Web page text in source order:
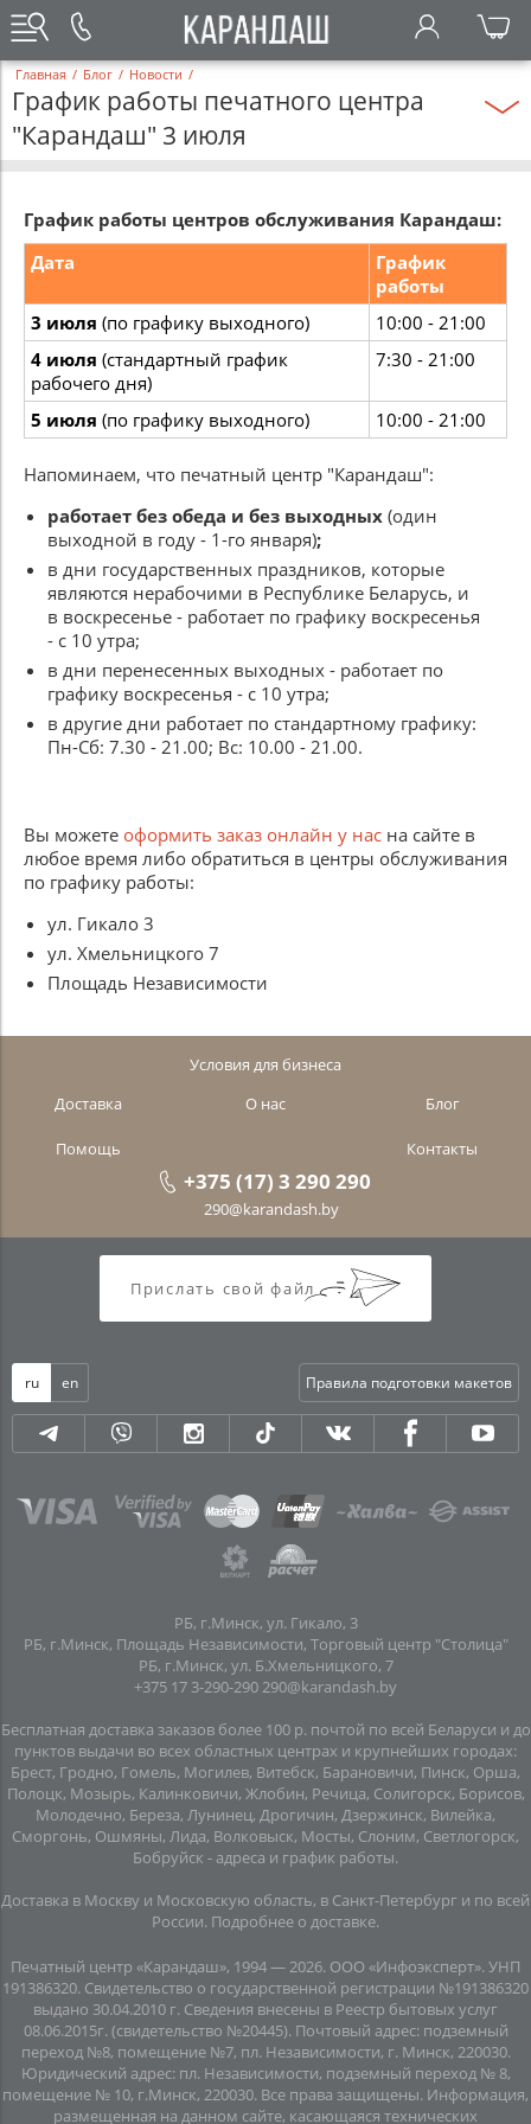
Главная / Блог / Новости /
График работы печатного центра
"Карандаш" 3 июля
График работы центров обслуживания Карандаш:
Дата
График
работы
3 июля (по графику выходного)
10:00 - 21:00
4 июля (стандартный график
рабочего дня)
7:30 - 21:00
5 июля (по графику выходного) 10:00 - 21:00
Напоминаем, что печатный центр "Карандаш":
работает без обеда и без выходных (один
выходной в году - 1-го января);
в дни государственных праздников, которые
являются нерабочими в Республике Беларусь, и
в воскресенье - работает по графику воскресенья
- c 10 утра;
в дни перенесенных выходных - работает по
графику воскресенья - c 10 утра;
в другие дни работает по стандартному графику:
Пн-Сб: 7.30 - 21.00; Вс: 10.00 - 21.00.
Вы можете оформить заказ онлайн у нас на сайте в
любое время либо обратиться в центры обслуживания
по графику работы:
ул. Гикало 3
ул. Хмельницкого 7
Площадь Независимости
Условия для бизнеса
Доставка
О нас Блог
Помощь Контакты
+375 (17) 3 290 290
290@karandash.by
Прислать свой файл
ru en Правила подготовки макетов
РБ, г.Минск, ул. Гикало, 3
РБ, г.Минск, Площадь Независимости, Торговый центр "Столица"
РБ, г.Минск, ул. Б.Хмельницкого, 7
+375 17 3-290-290 290@karandash.by
Бесплатная доставка заказов более 100 р. почтой по всей Беларуси и до
пунктов выдачи во всех областных центрах и крупнейших городах:
Брест, Гродно, Гомель, Могилев, Витебск, Барановичи, Пинск, Орша,
Полоцк, Мозырь, Калинковичи, Жлобин, Речица, Солигорск, Борисов,
Молодечно, Береза, Лунинец, Дрогичин, Дзержинск, Вилейка,
Сморгонь, Ошмяны, Лида, Волковыск, Мосты, Слоним, Светлогорск,
Бобруйск - адреса и график работы.
Доставка в Москву и Московскую область, в Санкт-Петербург и по всей
Росcии. Подробнее о доставке.
Печатный центр «Карандаш», 1994 — 2026. ООО «Инфоэксперт». УНП
191386320. Свидетельство о государственной регистрации №191386320
выдано 30.04.2010 г. Сведения внесены в Реестр бытовых услуг
08.06.2015г. (свидетельство №20445). Почтовый адрес: подземный
переход №8, помещение №7, пл. Независимости, г. Минск, 220030.
Юридический адрес: пл. Независимости, подземный переход № 8,
помещение № 10, г.Минск, 220030. Все права защищены. Информация,
размещенная на данном сайте, касающаяся технических